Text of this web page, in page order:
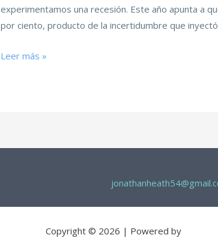
experimentamos una recesión. Este año apunta a
por ciento, producto de la incertidumbre que
Leer más »
Copyright © 2026 | Powered by